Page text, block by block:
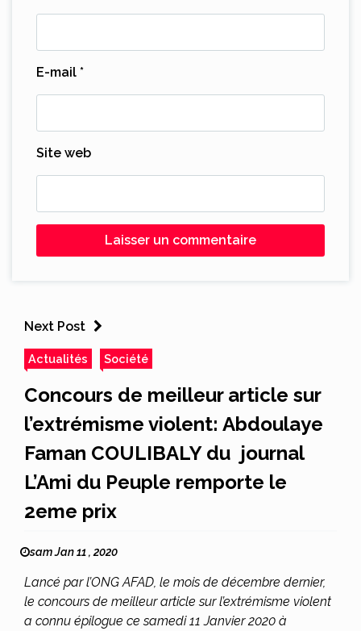
E-mail *
Site web
Next Post
Actualités Société
Concours de meilleur article sur
l’extrémisme violent: Abdoulaye
Faman COULIBALY du journal
L’Ami du Peuple remporte le
2eme prix
sam Jan 11 , 2020
Lancé par l’ONG AFAD, le mois de décembre dernier,
le concours de meilleur article sur l’extrémisme violent
a connu épilogue ce samedi 11 Janvier 2020 à